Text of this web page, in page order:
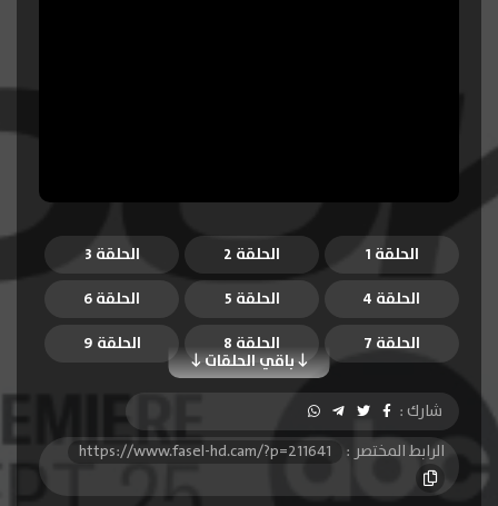
الحلقة 1 الحلقة 2
الحلقة 3
الحلقة 4
الحلقة 5 الحلقة 6
باقي الحلقات
الحلقة 7 الحلقة 8
الحلقة 9
الحلقة 13
الحلقة 14
الحلقة 15
الحلقة 16
شارك :
الرابط المختصر :
https://www.fasel-hd.cam/?p=211641